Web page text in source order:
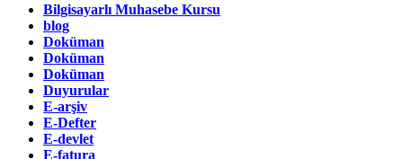
Bilgisayarlı Muhasebe Kursu
blog
Doküman
Doküman
Doküman
Duyurular
E-arşiv
E-Defter
E-devlet
E-fatura